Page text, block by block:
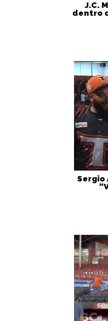
J.C.
dentro
Sergio